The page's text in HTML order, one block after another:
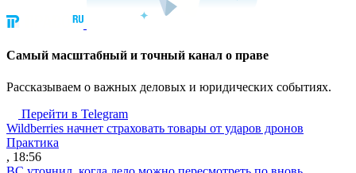
Cамый масштабный и точный канал о праве
Рассказываем о важных деловых и юридических событиях.
Перейти в Telegram
Wildberries начнет страховать товары от ударов дронов
Практика
, 18:56